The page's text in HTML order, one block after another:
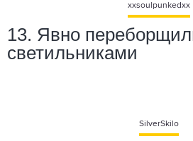
xxsoulpunkedxx
13. Явно
светильниками
SilverSkilo